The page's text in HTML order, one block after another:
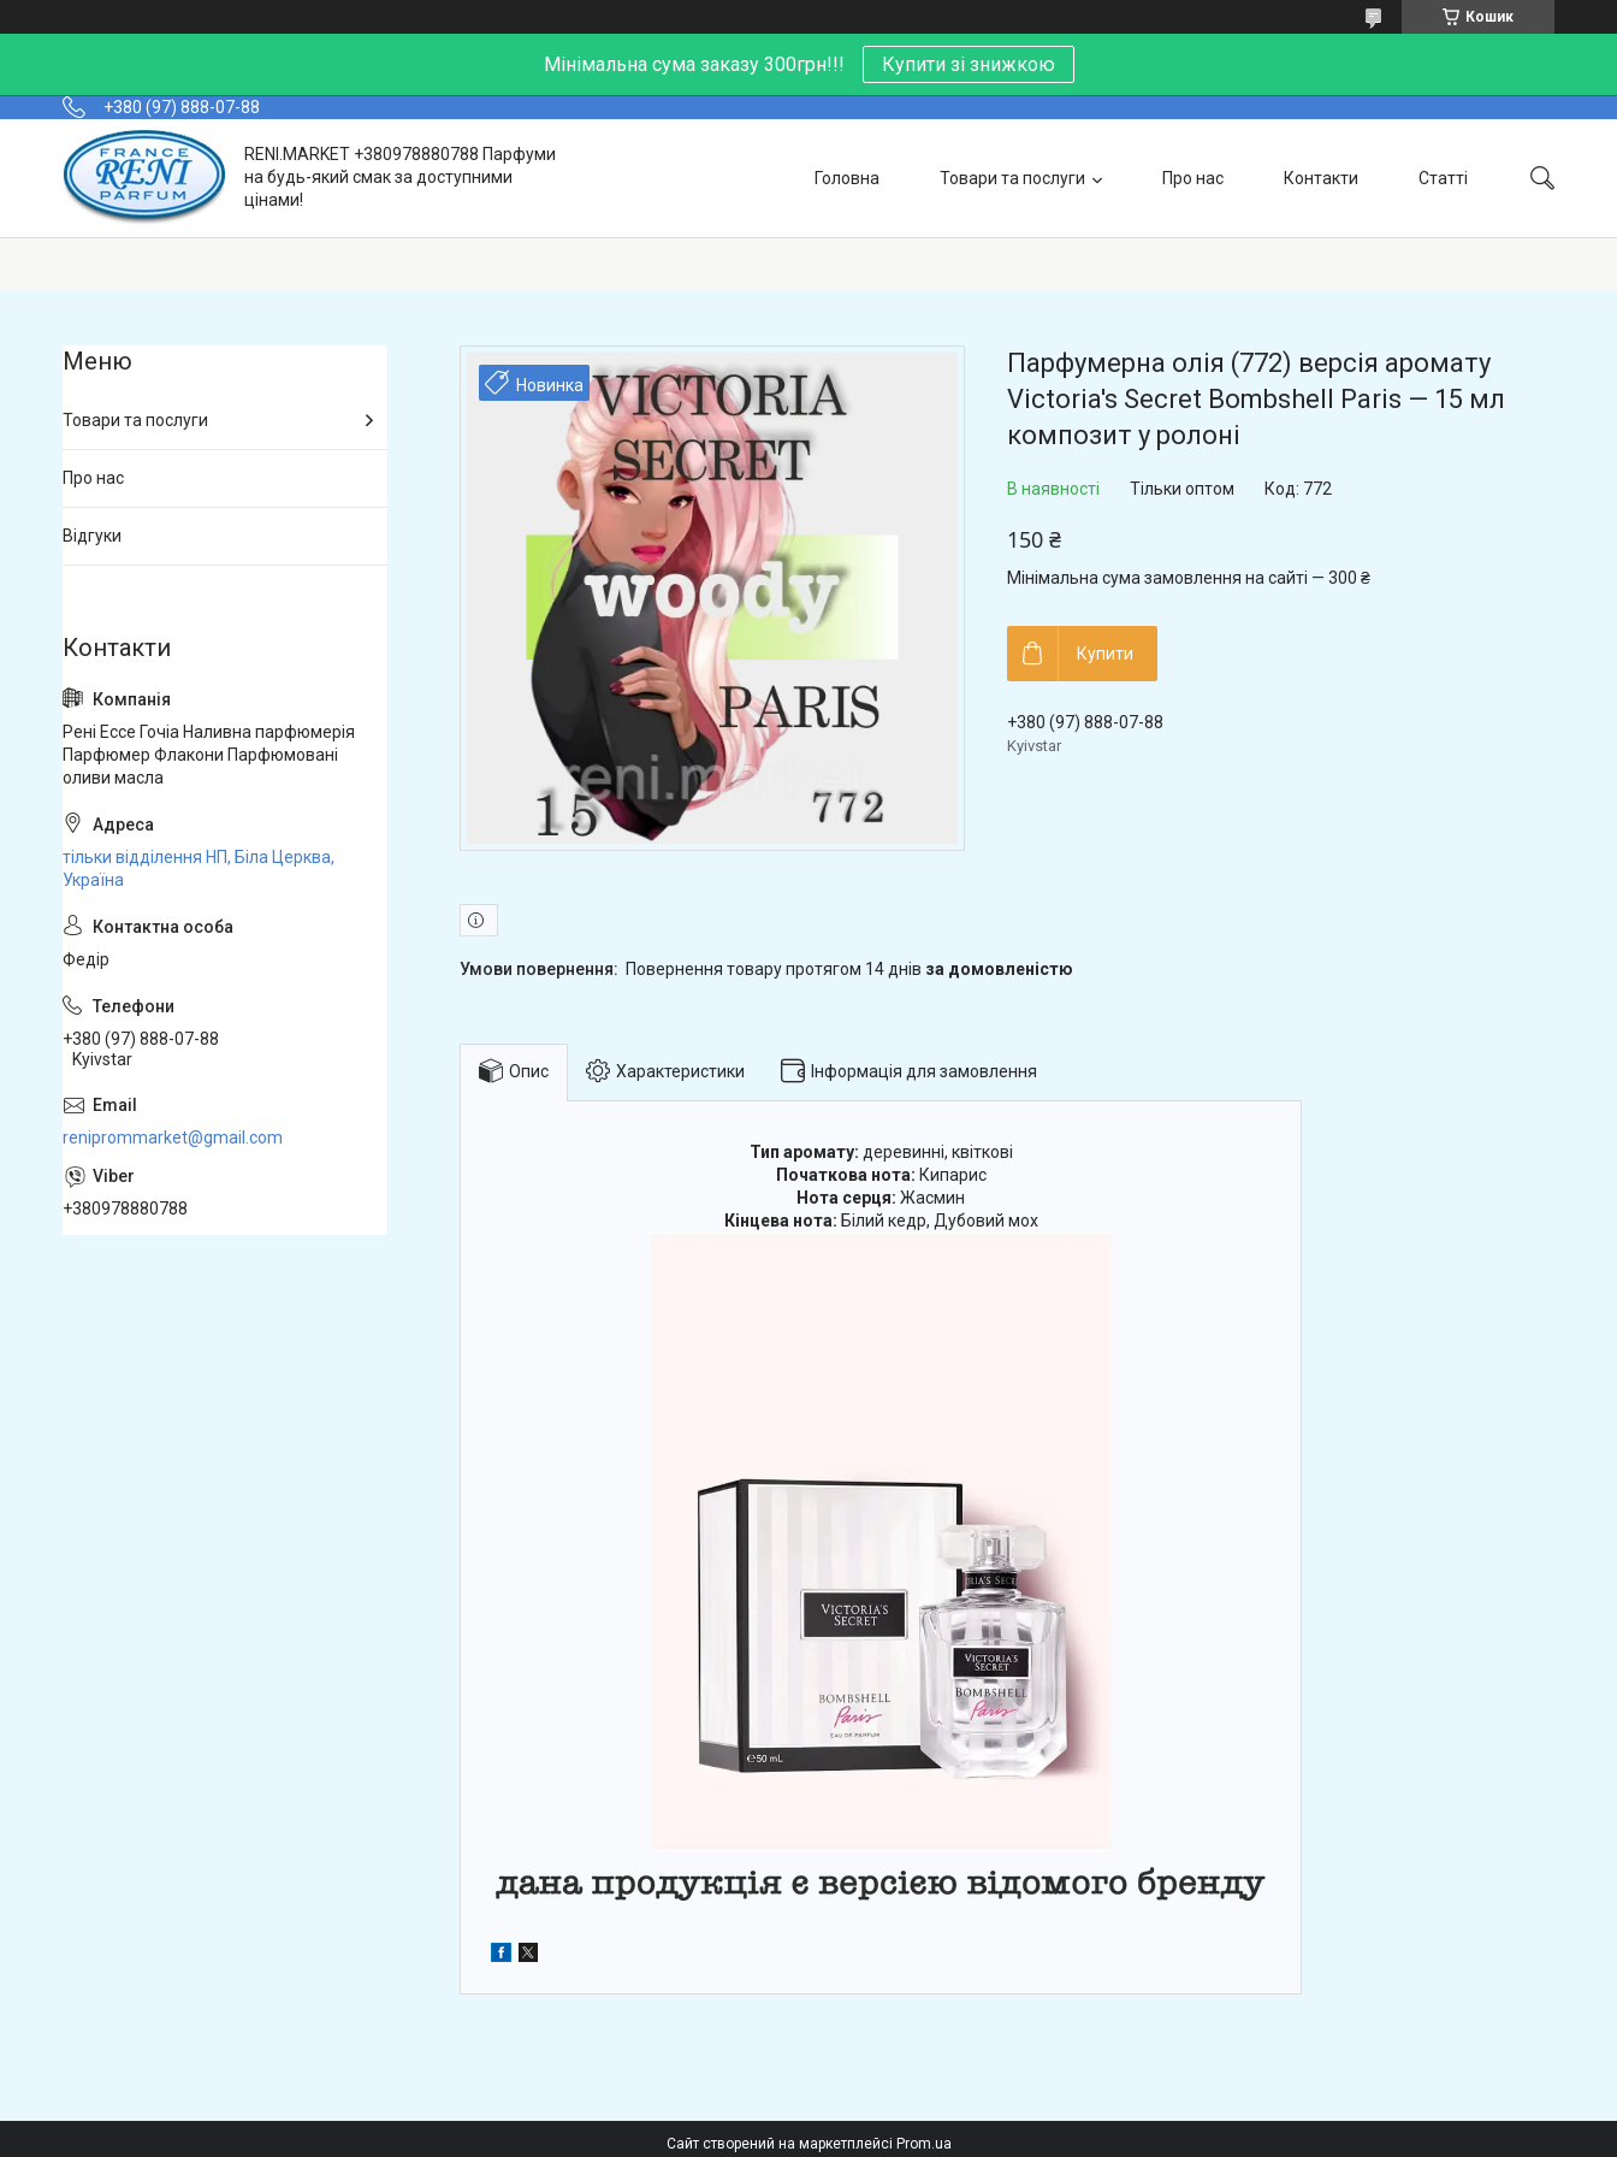
Кошик
Мінімальна сума заказу 300грн!!! Купити зі знижкою
+380 (97) 888-07-88
RENI.MARKET +380978880788 Парфуми
на будь-який смак за доступними
цінами!
Головна Товари та послуги Про нас Контакти Статті
Новинка
Парфумерна олія (772) версія аромату
Victoria's Secret Bombshell Paris — 15 мл
композит у ролоні
В наявності Тільки оптом Код: 772
150 ₴
Мінімальна сума замовлення на сайті — 300 ₴
Купити
+380 (97) 888-07-88
Kyivstar
повернення товару протягом 14 днів за домовленістю
Опис Характеристики Інформація для замовлення
Тип аромату: деревинні, квіткові
Початкова нота: Кипарис
Нота серця: Жасмин
Кінцева нота: Білий кедр, Дубовий мох
Товари та послуги
Про нас
Відгуки
Рені Ессе Гочіа Наливна парфюмерія
Парфюмер Флакони Парфюмовані
оливи масла
тільки відділення НП, Біла Церква,
Україна
Федір
+380 (97) 888-07-88
Kyivstar
reniprommarket@gmail.com
+380978880788
Сайт створений на маркетплейсі Prom.ua